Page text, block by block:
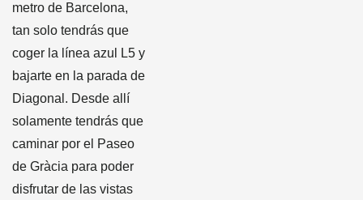
metro de Barcelona,
tan solo tendrás que
coger la línea azul L5 y
bajarte en la parada de
Diagonal. Desde allí
solamente tendrás que
caminar por el Paseo
de Gràcia para poder
disfrutar de las vistas